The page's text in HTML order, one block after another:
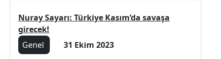
Nuray Sayarı: Türkiye Kasım’da savaşa
girecek!
Genel
31 Ekim 2023